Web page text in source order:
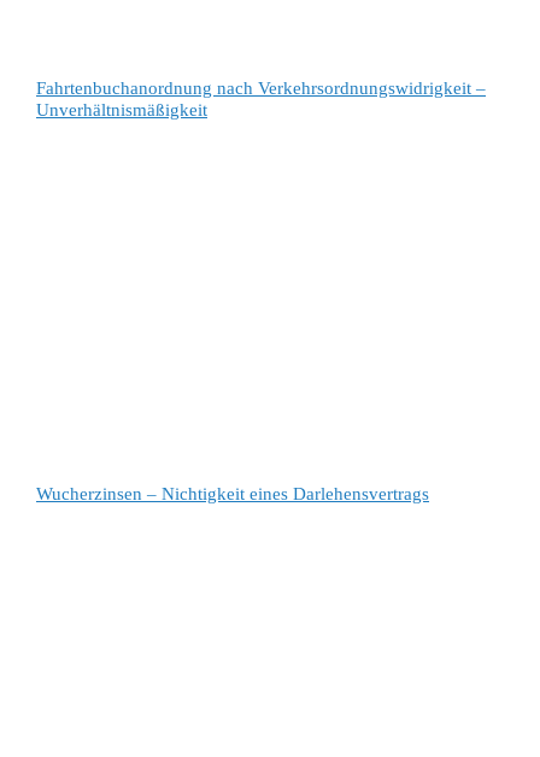
Fahrtenbuchanordnung nach Verkehrsordnungswidrigkeit –
Unverhältnismäßigkeit
Wucherzinsen – Nichtigkeit eines Darlehensvertrags